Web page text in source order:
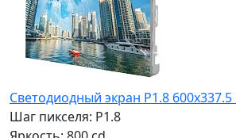
Светодиодный экран P1.8
Шаг пикселя: P1.8